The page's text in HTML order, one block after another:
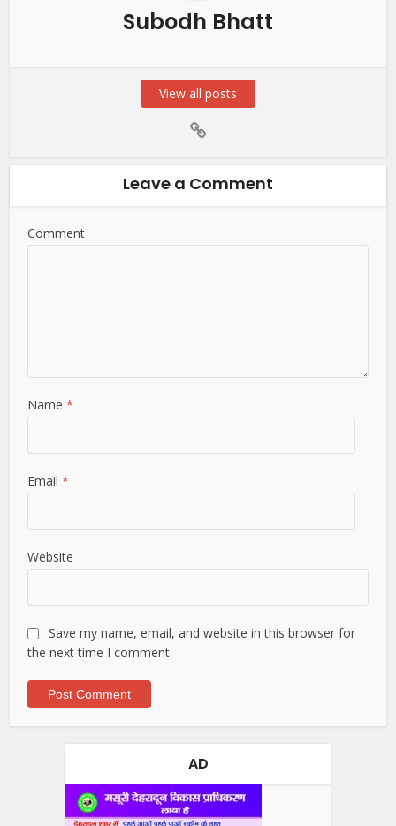
Subodh Bhatt
View all posts
Leave a Comment
Comment
Name*
Email*
Website
Save my name, email, and website in this browser for
the next time I comment.
AD